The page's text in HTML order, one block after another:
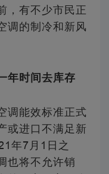
，有不少市民正
调的制冷和新风
时间去库存
能效标准正式
或进口不满足新
年7月1日之
也将不允许销